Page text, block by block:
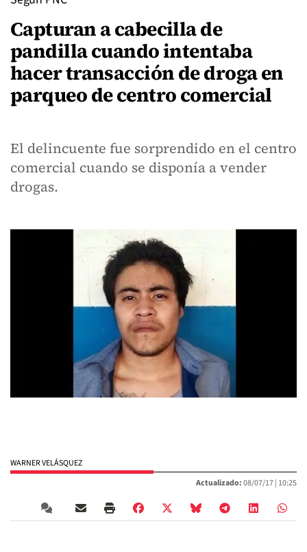
Capturan a cabecilla de
pandilla cuando intentaba
hacer transacción de droga en
parqueo de centro comercial
El delincuente fue sorprendido en el centro
comercial cuando se disponía a vender
drogas.
WARNER VELÁSQUEZ
Actualizado:08/07/17 | 10:25